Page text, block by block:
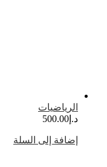
500.00
إلى السلة